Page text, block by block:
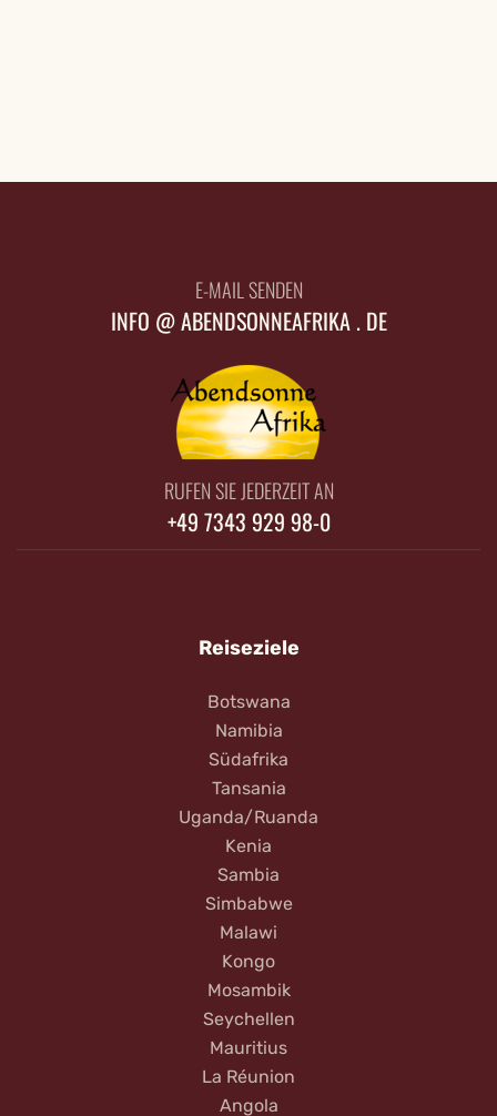
E-MAIL SENDEN
INFO @ ABENDSONNEAFRIKA . DE
RUFEN SIE JEDERZEIT AN
+49 7343 929 98-0
Reiseziele
Botswana
Namibia
Südafrika
Tansania
Uganda/Ruanda
Kenia
Sambia
Simbabwe
Malawi
Kongo
Mosambik
Seychellen
Mauritius
La Réunion
Angola